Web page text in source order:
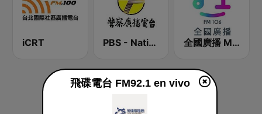
iCRT PBS - National Transportation 全國廣播 MRadio
飛碟電台 FM92.1 en vivo